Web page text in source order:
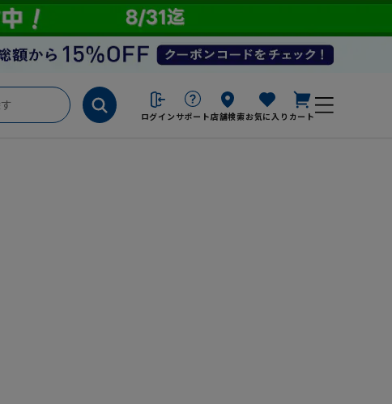
ログイン サポート店舗検索お気に入り カート